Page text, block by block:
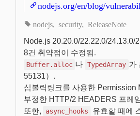
nodejs.org/en/blog/
nodejs security ReleaseNote
Node.js 20.20.0/22.22.0/24.13.0/
8건 취약점이 수정됨.
Buffer.alloc 나 TypedArray 가
55131）.
심볼릭링크를 사용한
부정한 HTTP/2 HEADERS 프레
또한,
async_hooks 유효할 때에